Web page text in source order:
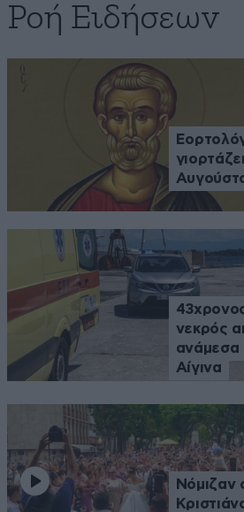
Ροή Ειδήσεων
νεκρός
ανάμεσα
Αίγινα
Νόμιζαν